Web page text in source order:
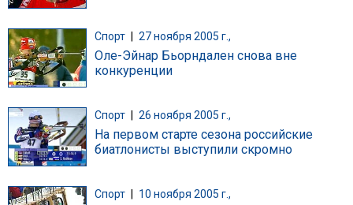
Спорт 27 ноября 2005 г.,
Оле-Эйнар Бьорндален снова вне
конкуренции
Спорт 26 ноября 2005 г.,
На первом старте сезона российские
биатлонисты выступили скромно
Спорт 10 ноября 2005 г.,